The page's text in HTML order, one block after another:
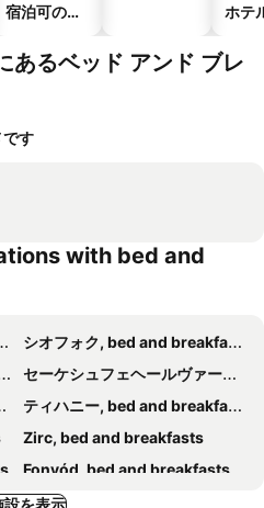
宿泊可のホ
ホテ
あるベッド アンド ブレ
す
with bed and
シオフォク, bed and breakfasts
セーケシュフェヘールヴァール, bed and breakfasts
ティハニー, bed and breakfasts
Zirc, bed and breakfasts
Fonyód, bed and breakfasts
Pápa, bed and breakfasts
設を表示